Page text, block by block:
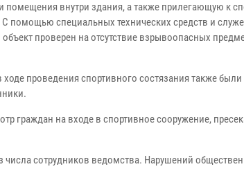
помещения внутри здания, а также прилегающую к
С помощью специальных технических средств и
проверен на отсутствие взрывоопасных
проведения спортивного состязания также
граждан на входе в спортивное сооружение,
сотрудников ведомства. Нарушений